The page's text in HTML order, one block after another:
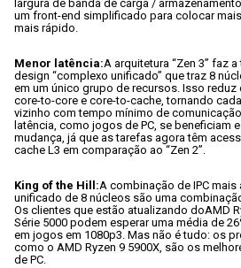
largura de banda de carga /
um front-end simplificado para colocar
mais rápido.
Menor latência:A arquitetura “Zen 3” faz
design “complexo unificado” que traz 8
em um único grupo de recursos. Isso
core-to-core e core-to-cache, tornando
vizinho com tempo mínimo de
latência, como jogos de PC, se beneficiam
mudança, já que as tarefas agora têm
cache L3 em comparação ao “Zen 2”.
King of the Hill:A combinação de IPC
unificado de 8 núcleos são uma
Os clientes que estão atualizando doAMD
Série 5000 podem esperar uma média de
em jogos em 1080p3. Mas não é tudo: os
como o AMD Ryzen 9 5900X, são os
de PC.